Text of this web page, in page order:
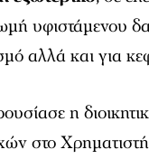
υφιστάμενου
αλλά και για
η
στο